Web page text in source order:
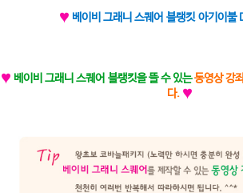
♥베이비 그래니 스퀘어 블랭킷 아기이불
♥ 베이비 그래니 스퀘어 블랭킷을 뜰 수 있는동영상 강
다. ♥